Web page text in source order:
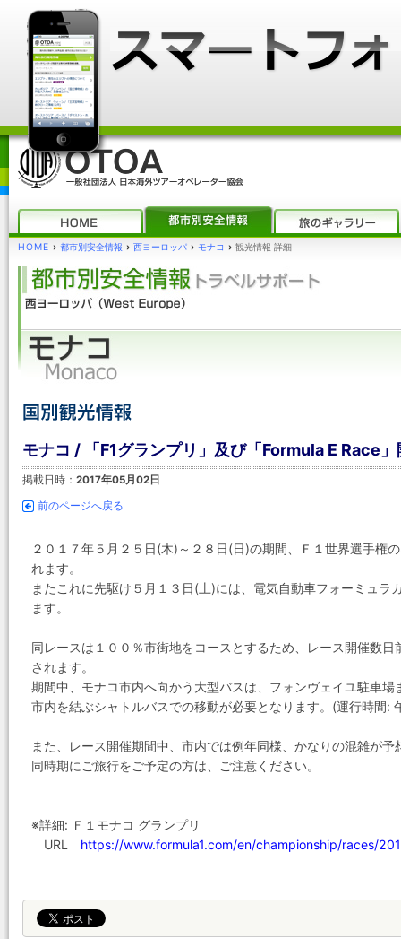
HOME › 都市別安全情報 › 西ヨーロッパ › モナコ › 観光情報 詳細
モナコ / 「F1グランプリ」及び「Formula E Race
掲載日時： 2017年05月02日
前のページへ戻る
２０１７年５月２５日(木)～２８日(日)の期間、Ｆ１世界選手権
れます。
またこれに先駆け５月１３日(土)には、電気自動車フォーミュラ
ます。
同レースは１００％市街地をコースとするため、レース開催数
されます。
期間中、モナコ市内へ向かう大型バスは、フォンヴェイユ駐車
市内を結ぶシャトルバスでの移動が必要となります。(運行時間
また、レース開催期間中、市内では例年同様、かなりの混雑が予
同時期にご旅行をご予定の方は、ご注意ください。
※詳細: Ｆ１モナコ グランプリ
URL https://www.formula1.com/en/championship/races/